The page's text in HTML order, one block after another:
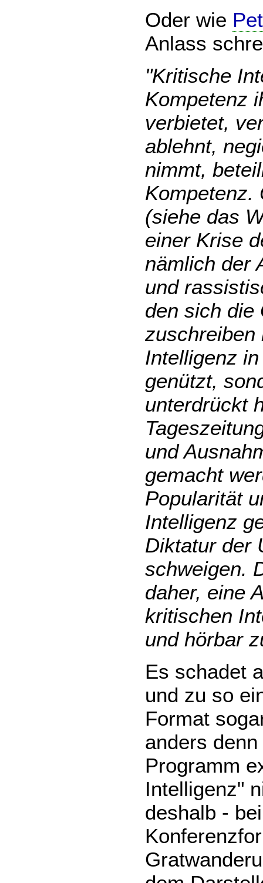
Oder wie
Anlass
"Kritische
Kompetenz
verbietet,
ablehnt,
nimmt,
Kompetenz.
(siehe das
einer Krise
nämlich der
und
den sich die
zuschreiben
Intelligenz
genützt,
unterdrückt
und
gemacht
Popularität
Intelligenz
Diktatur der
schweigen.
daher, eine
kritischen
und hörbar
Es schadet
und zu so
Format
anders
Programm
Intelligenz"
deshalb -